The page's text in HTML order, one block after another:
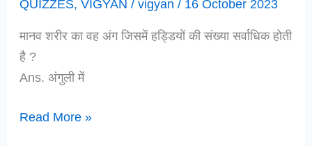
QUIZZES,VIGYAN /vigyan/ 16 October 2023
मानव शरीर का वह अंग जिसमें हड्डियों की संख्या सर्वाधिक होती
है ?
Ans. अंगुली में
सामान्य
Read More »